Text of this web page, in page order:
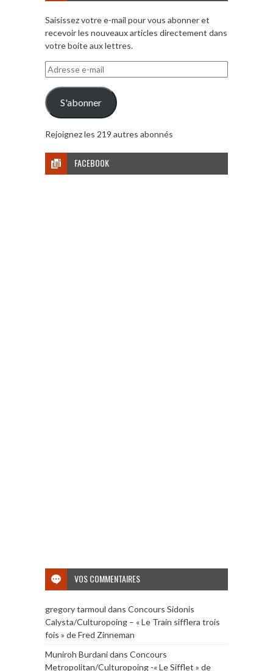
Saisissez votre e-mail pour vous abonner et
recevoir les nouveaux articles directement dans
votre boite aux lettres.
Adresse
e-
mail
S'abonner
Rejoignez les 219 autres abonnés
FACEBOOK
VOS COMMENTAIRES
gregory tarmoul dans Concours Sidonis
Calysta/Culturopoing – « Le Train sifflera trois
fois » de Fred Zinneman
Muniroh Burdanidans Concours
Metropolitan/Culturopoing -« Le Sifflet » de